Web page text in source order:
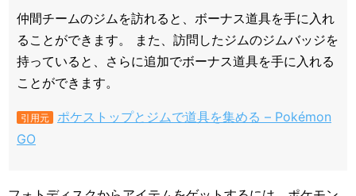
仲間チームのジムを訪れると、ボーナス道具を手に入れ
ることができます。 また、訪問したジムのジムバッジを
持っていると、さらに追加でボーナス道具を手に入れる
ことができます。
引用元
ポケストップとジムで道具を集める – Pokémon
GO